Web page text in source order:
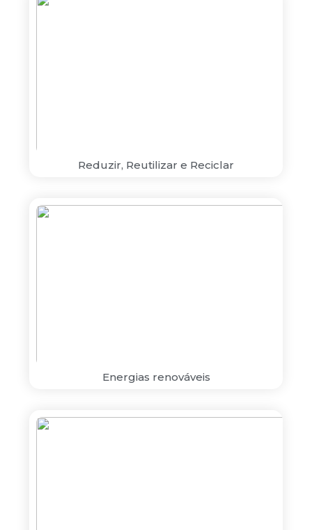
Reduzir, Reutilizar e Reciclar
Energias renováveis